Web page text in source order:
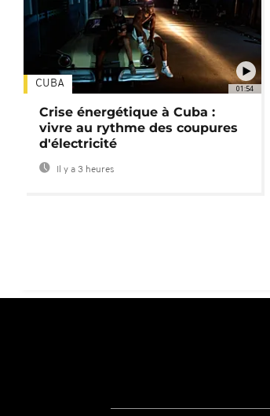
01:54
CUBA
Crise énergétique à Cuba :
vivre au rythme des coupures
d'électricité
Il y a 3 heures